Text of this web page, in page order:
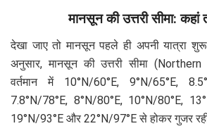
मानसून की उत्तरी सीमा: कहां
देखा जाए तो मानसून पहले ही अपनी यात्रा
अनुसार, मानसून की उत्तरी सीमा
वर्तमान में 10°N/60°E, 9°N/65°E,
7.8°N/78°E, 8°N/80°E, 10°N/80°E,
19°N/93°E और 22°N/97°E से होकर गुजर